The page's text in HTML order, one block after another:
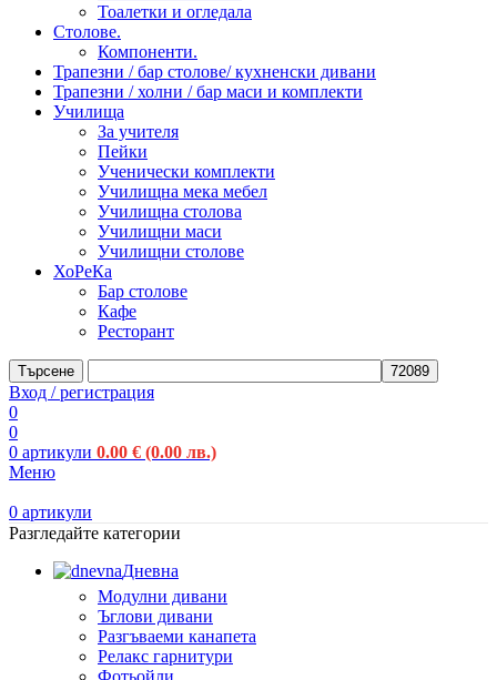
Тоалетки и огледала
Столове.
Компоненти.
Трапезни / бар столове/ кухненски дивани
Трапезни / холни / бар маси и комплекти
Училища
За учителя
Пейки
Ученически комплекти
Училищна мека мебел
Училищна столова
Училищни маси
Училищни столове
ХоРеКа
Бар столове
Кафе
Ресторант
Търсене
Вход / регистрация
0
0
0 артикули 0.00 € (0.00 лв.)
Меню
0 артикули
Разгледайте категории
Дневна
Модулни дивани
Ъглови дивани
Разгъваеми канапета
Релакс гарнитури
Фотьойли